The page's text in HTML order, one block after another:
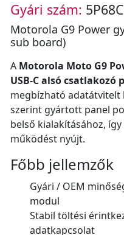
Gyári szám:
Motorola G9 Power
sub board)
A Motorola Moto G9
USB-C alsó csatlakozó
megbízható adatátvitelt
szerint gyártott panel
belső kialakításához,
működést nyújt.
Főbb jellemzők
Gyári / OEM
modul
Stabil töltési
adatkapcsolat